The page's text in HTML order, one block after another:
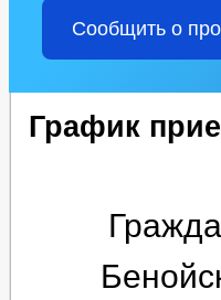
Сообщить о
График